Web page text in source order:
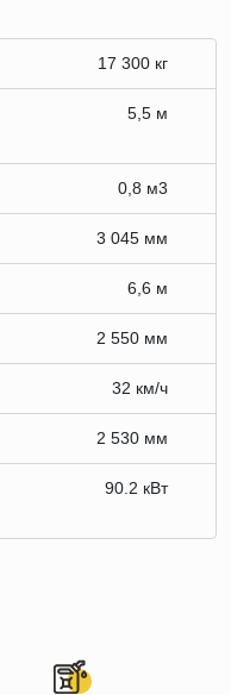
17 300 кг
5,5 м
0,8 м3
3 045 мм
6,6 м
2 550 мм
32 км/ч
2 530 мм
90.2 кВт